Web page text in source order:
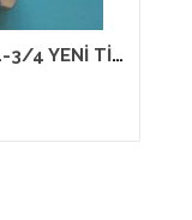
60 CM KOMBİ FLEX HORTUM 3/4-3/4 YENİ TİP 13890